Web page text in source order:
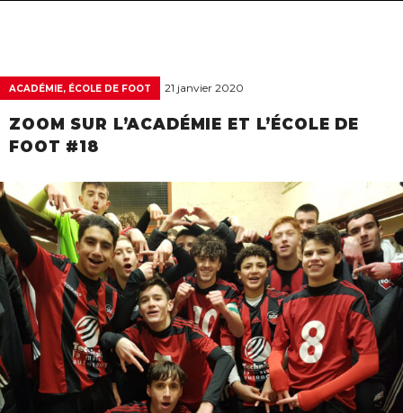
ACADÉMIE, ÉCOLE DE FOOT 21 janvier 2020
ZOOM SUR L’ACADÉMIE ET L’ÉCOLE DE
FOOT #18